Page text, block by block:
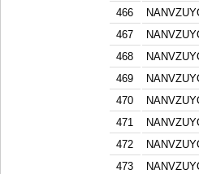
466
467
468
469
470
471
472
473